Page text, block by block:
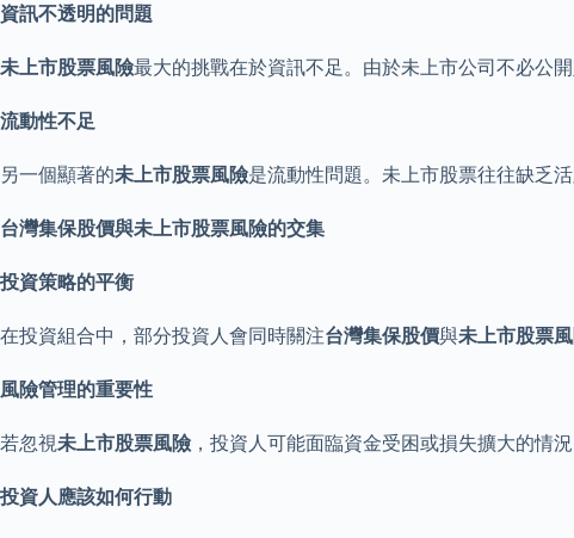
資訊不透明的問題
未上市股票風險最大的挑戰在於資訊不足。由於未上市公司不必公
流動性不足
另一個顯著的未上市股票風險是流動性問題。未上市股票往往缺乏
台灣集保股價與未上市股票風險的交集
投資策略的平衡
在投資組合中，部分投資人會同時關注台灣集保股價與未上市股票
風險管理的重要性
若忽視未上市股票風險 ，投資人可能面臨資金受困或損失擴大的情
投資人應該如何行動